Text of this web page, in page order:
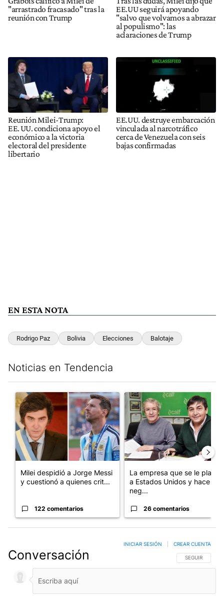
"arrastrado fracasado" tras la
reunión con Trump
EE.UU seguirá apoyando
"salvo que volvamos a abrazar
al populismo": las
aclaraciones de Trump
Reunión Milei-Trump:
EE. UU. condiciona apoyo el
económico a la victoria
electoral del presidente
libertario
EE.UU. destruye embarcación
vinculada al narcotráfico
cerca de Venezuela con seis
bajas confirmadas
EN ESTA NOTA
Rodrigo Paz Bolivia Elecciones Balotaje
Noticias en Tendencia
Un artículo de tendencia con el título "Milei despidió a Jorge
Milei despidió a Jorge Messi
y cuestionó a quienes crit...
122 comentarios
Un artículo de tendencia con
La empresa que se le plantó
a Estados Unidos y hace
neg...
26 comentarios
Conversación SIGA ESTA
SEGUIR
INICIAR SESIÓN CREAR CUENTA